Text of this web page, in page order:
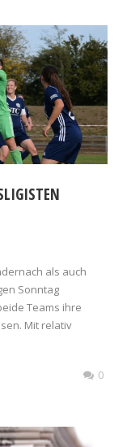
als auch
Sonntag
Teams ihre
Mit relativ
0